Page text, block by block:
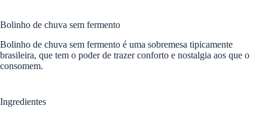
Bolinho de chuva sem fermento
Bolinho de chuva sem fermento é uma sobremesa tipicamente
brasileira, que tem o poder de trazer conforto e nostalgia aos que o
consomem.
Ingredientes